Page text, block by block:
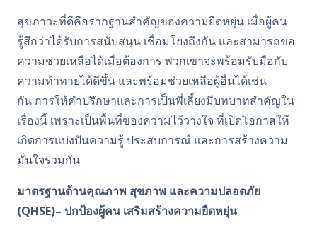
สุขภาวะที่ดีคือรากฐานสำคัญของความยืดหยุ่น เมื่อผู้คน
รู้สึกว่าได้รับการสนับสนุน เชื่อมโยงถึงกัน และสามารถขอ
ความช่วยเหลือได้เมื่อต้องการ พวกเขาจะพร้อมรับมือกับ
ความท้าทายได้ดีขึ้น และพร้อมช่วยเหลือผู้อื่นได้เช่น
กัน การให้คำปรึกษาและการเป็นพี่เลี้ยงมีบทบาทสำคัญใน
เรื่องนี้ เพราะเป็นพื้นที่ของความไว้วางใจ ที่เปิดโอกาสให้
เกิดการแบ่งปันความรู้ ประสบการณ์ และการสร้างความ
มั่นใจร่วมกัน
มาตรฐานด้านคุณภาพ สุขภาพ และความปลอดภัย
(QHSE)– ปกป้องผู้คน เสริมสร้างความยืดหยุ่น